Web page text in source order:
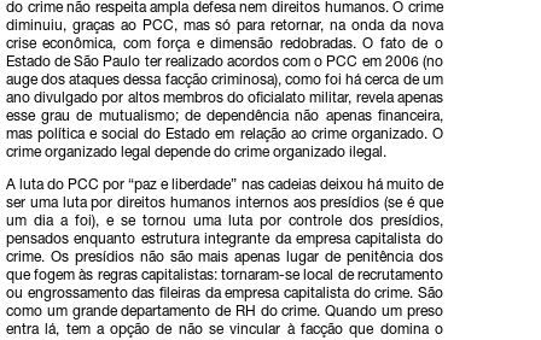
do crime não respeita ampla defesa nem direitos humanos. O crime
diminuiu, graças ao PCC, mas só para retornar, na onda da nova
crise econômica, com força e dimensão redobradas. O fato de o
Estado de São Paulo ter realizado acordos com o PCC em 2006 (no
auge dos ataques dessa facção criminosa), como foi há cerca de um
ano divulgado por altos membros do oficialato militar, revela apenas
esse grau de mutualismo; de dependência não apenas financeira,
mas política e social do Estado em relação ao crime organizado. O
crime organizado legal depende do crime organizado ilegal.
A luta do PCC por “paz e liberdade” nas cadeias deixou há muito de
ser uma luta por direitos humanos internos aos presídios (se é que
um dia a foi), e se tornou uma luta por controle dos presídios,
pensados enquanto estrutura integrante da empresa capitalista do
crime. Os presídios não são mais apenas lugar de penitência dos
que fogem às regras capitalistas: tornaram-se local de recrutamento
ou engrossamento das fileiras da empresa capitalista do crime. São
como um grande departamento de RH do crime. Quando um preso
entra lá, tem a opção de não se vincular à facção que domina o